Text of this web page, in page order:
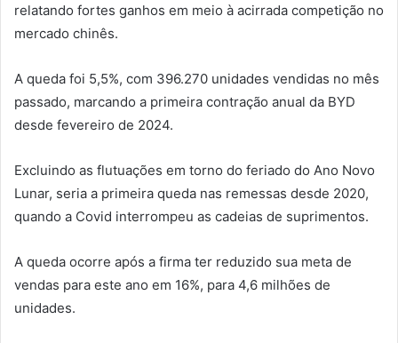
relatando fortes ganhos em meio à acirrada competição no
mercado chinês.
A queda foi 5,5%, com 396.270 unidades vendidas no mês
passado, marcando a primeira contração anual da BYD
desde fevereiro de 2024.
Excluindo as flutuações em torno do feriado do Ano Novo
Lunar, seria a primeira queda nas remessas desde 2020,
quando a Covid interrompeu as cadeias de suprimentos.
A queda ocorre após a firma ter reduzido sua meta de
vendas para este ano em 16%, para 4,6 milhões de
unidades.